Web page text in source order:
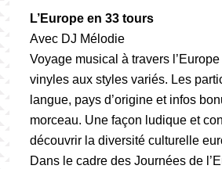
L’Europe en 33 tours
Avec DJ Mélodie
Voyage musical à travers
vinyles aux styles variés. Les
langue, pays d’origine et infos
morceau. Une façon ludique et
découvrir la diversité culturelle
Dans le cadre des Journées de